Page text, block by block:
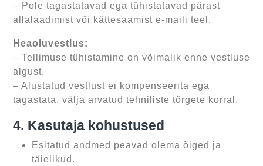
– Pole tagastatavad ega tühistatavad pärast
allalaadimist või kättesaamist e-maili teel.
Heaoluvestlus:
– Tellimuse tühistamine on võimalik enne vestluse
algust.
– Alustatud vestlust ei kompenseerita ega
tagastata, välja arvatud tehniliste tõrgete korral.
4. Kasutaja kohustused
Esitatud andmed peavad olema õiged ja
täielikud.